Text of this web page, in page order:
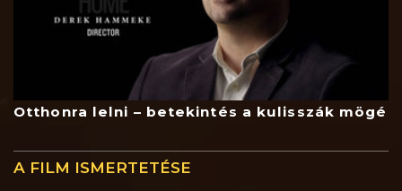
Otthonra lelni – betekintés a kulisszák mögé
A FILM ISMERTETÉSE